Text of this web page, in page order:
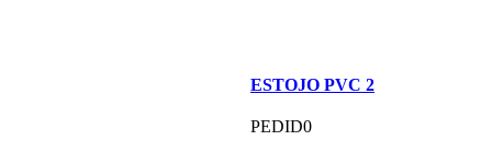
ESTOJO PVC 2
PEDID0